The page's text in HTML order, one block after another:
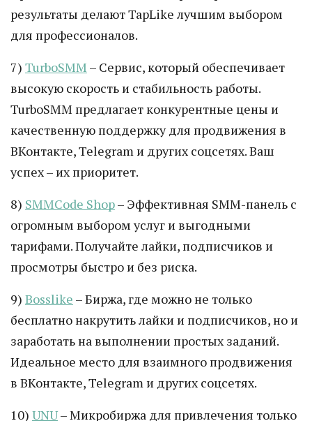
результаты делают TapLike лучшим выбором
для профессионалов.
7) TurboSMM – Сервис, который обеспечивает
высокую скорость и стабильность работы.
TurboSMM предлагает конкурентные цены и
качественную поддержку для продвижения в
ВКонтакте, Telegram и других соцсетях. Ваш
успех – их приоритет.
8) SMMCode Shop– Эффективная SMM-панель с
огромным выбором услуг и выгодными
тарифами. Получайте лайки, подписчиков и
просмотры быстро и без риска.
9) Bosslike – Биржа, где можно не только
бесплатно накрутить лайки и подписчиков, но и
заработать на выполнении простых заданий.
Идеальное место для взаимного продвижения
в ВКонтакте, Telegram и других соцсетях.
10) UNU– Микробиржа для привлечения только